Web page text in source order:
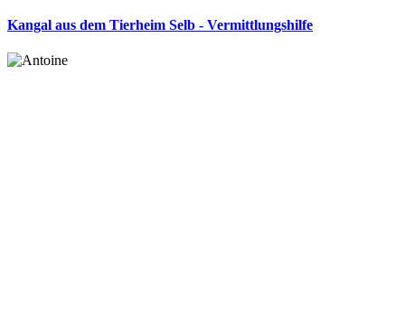
Kangal aus dem Tierheim Selb - Vermittlungshilfe